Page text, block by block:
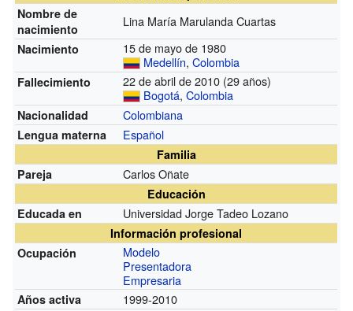
Nombre de
nacimiento
Lina María Marulanda Cuartas
Nacimiento
15 de mayo de 1980
Medellín,Colombia
Fallecimiento
22 de abril de 2010 (29 años)
Bogotá,Colombia
Nacionalidad Colombiana
Lengua materna Español
Familia
Pareja
Carlos Oñate
Educación
Educada en
Universidad Jorge Tadeo Lozano
Información profesional
Ocupación
Modelo
Presentadora
Empresaria
Años activa 1999-2010